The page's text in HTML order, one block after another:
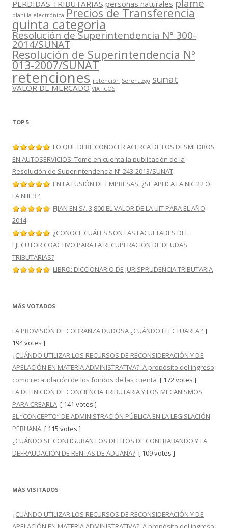
PERDIDAS TRIBUTARIAS personas naturales plame
planilla electrónica Precios de Transferencia
quinta categoria
Resolución de Superintendencia N° 300-
2014/SUNAT
Resolución de Superintendencia Nº
013-2007/SUNAT
retenciones retención Serenazgo sunat
VALOR DE MERCADO VIATICOS
TOP 5
LO QUE DEBE CONOCER ACERCA DE LOS DESMEDROS
EN AUTOSERVICIOS: Tome en cuenta la publicación de la
Resolución de Superintendencia Nº 243-2013/SUNAT
EN LA FUSIÓN DE EMPRESAS: ¿SE APLICA LA NIC 22 O
LA NIIF 3?
FIJAN EN S/. 3,800 EL VALOR DE LA UIT PARA EL AÑO
2014
¿CONOCE CUÁLES SON LAS FACULTADES DEL
EJECUTOR COACTIVO PARA LA RECUPERACIÓN DE DEUDAS
TRIBUTARIAS?
LIBRO: DICCIONARIO DE JURISPRUDENCIA TRIBUTARIA
MÁS VOTADOS
LA PROVISIÓN DE COBRANZA DUDOSA ¿CUÁNDO EFECTUARLA? [
194 votes ]
¿CUÁNDO UTILIZAR LOS RECURSOS DE RECONSIDERACIÓN Y DE
APELACIÓN EN MATERIA ADMINISTRATIVA?: A propósito del ingreso
como recaudación de los fondos de las cuenta [ 172 votes ]
LA DEFINICIÓN DE CONCIENCIA TRIBUTARIA Y LOS MECANISMOS
PARA CREARLA [ 141 votes ]
EL “CONCEPTO” DE ADMINISTRACIÓN PÚBLICA EN LA LEGISLACIÓN
PERUANA [ 115 votes ]
¿CUÁNDO SE CONFIGURAN LOS DELITOS DE CONTRABANDO Y LA
DEFRAUDACIÓN DE RENTAS DE ADUANA? [ 109 votes ]
MÁS VISITADOS
¿CUÁNDO UTILIZAR LOS RECURSOS DE RECONSIDERACIÓN Y DE